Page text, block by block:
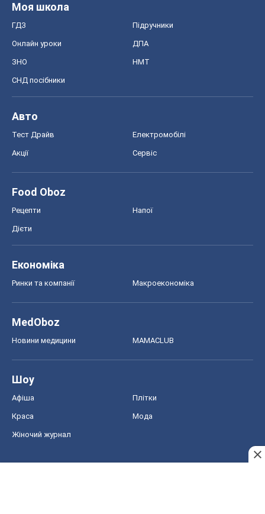
Моя школа
ГДЗ Підручники
Онлайн уроки ДПА
ЗНО НМТ
СНД посібники
Авто
Тест Драйв Електромобілі
Акції Сервіс
Food Oboz
Рецепти Напої
Дієти
Економіка
Ринки та компанії Макроекономіка
MedOboz
Новини медицини MAMACLUB
Шоу
Афіша Плітки
Краса Мода
Жіночий журнал